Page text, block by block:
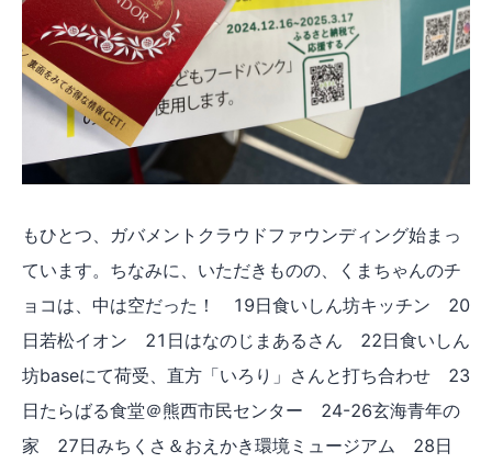
もひとつ、ガバメントクラウドファウンディング始まっ
ています。ちなみに、いただきものの、くまちゃんのチ
ョコは、中は空だった！ 19日食いしん坊キッチン 20
日若松イオン 21日はなのじまあるさん 22日食いしん
坊baseにて荷受、直方「いろり」さんと打ち合わせ 23
日たらばる食堂＠熊西市民センター 24-26玄海青年の
家 27日みちくさ＆おえかき環境ミュージアム 28日